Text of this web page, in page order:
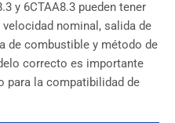
y 6CTAA8.3 pueden tener
nominal, salida de
de combustible y método de
correcto es importante
para la compatibilidad de